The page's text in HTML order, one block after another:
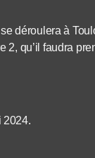
déroulera à
qu’il faudra
2024.